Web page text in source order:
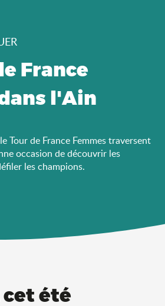
France
l'Ain
Tour de France Femmes traversent
occasion de découvrir les
les champions.
été